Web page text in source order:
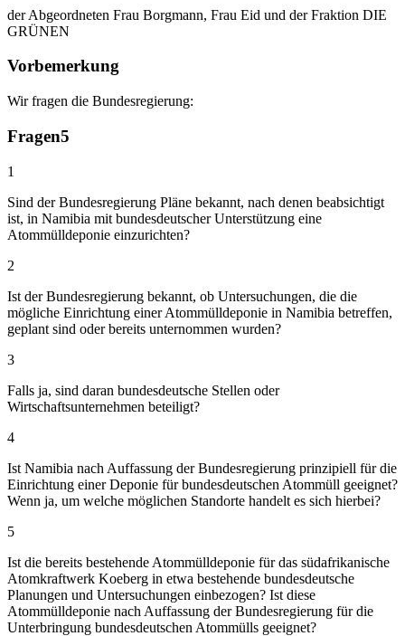
der Abgeordneten Frau Borgmann, Frau Eid und der Fraktion DIE
GRÜNEN
Vorbemerkung
Wir fragen die Bundesregierung:
Fragen5
1
Sind der Bundesregierung Pläne bekannt, nach denen beabsichtigt
ist, in Namibia mit bundesdeutscher Unterstützung eine
Atommülldeponie einzurichten?
2
Ist der Bundesregierung bekannt, ob Untersuchungen, die die
mögliche Einrichtung einer Atommülldeponie in Namibia betreffen,
geplant sind oder bereits unternommen wurden?
3
Falls ja, sind daran bundesdeutsche Stellen oder
Wirtschaftsunternehmen beteiligt?
4
Ist Namibia nach Auffassung der Bundesregierung prinzipiell für die
Einrichtung einer Deponie für bundesdeutschen Atommüll geeignet?
Wenn ja, um welche möglichen Standorte handelt es sich hierbei?
5
Ist die bereits bestehende Atommülldeponie für das südafrikanische
Atomkraftwerk Koeberg in etwa bestehende bundesdeutsche
Planungen und Untersuchungen einbezogen? Ist diese
Atommülldeponie nach Auffassung der Bundesregierung für die
Unterbringung bundesdeutschen Atommülls geeignet?